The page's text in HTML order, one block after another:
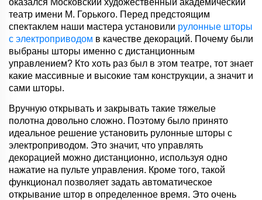
оказался Московский художественный академический
театр имени М. Горького. Перед предстоящим
спектаклем наши мастера установили рулонные шторы
с электроприводом в качестве декораций. Почему были
выбраны шторы именно с дистанционным
управлением? Кто хоть раз был в этом театре, тот знает
какие массивные и высокие там конструкции, а значит и
сами шторы.
Вручную открывать и закрывать такие тяжелые
полотна довольно сложно. Поэтому было принято
идеальное решение установить рулонные шторы с
электроприводом. Это значит, что управлять
декорацией можно дистанционно, используя одно
нажатие на пульте управления. Кроме того, такой
функционал позволяет задать автоматическое
открывание штор в определенное время. Это очень